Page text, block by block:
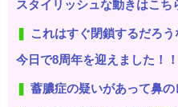
スタイリッシュな動きはこ
これはすぐ閉鎖するだろ
今日で8周年を迎えました！！
蓄膿症の疑いがあって鼻